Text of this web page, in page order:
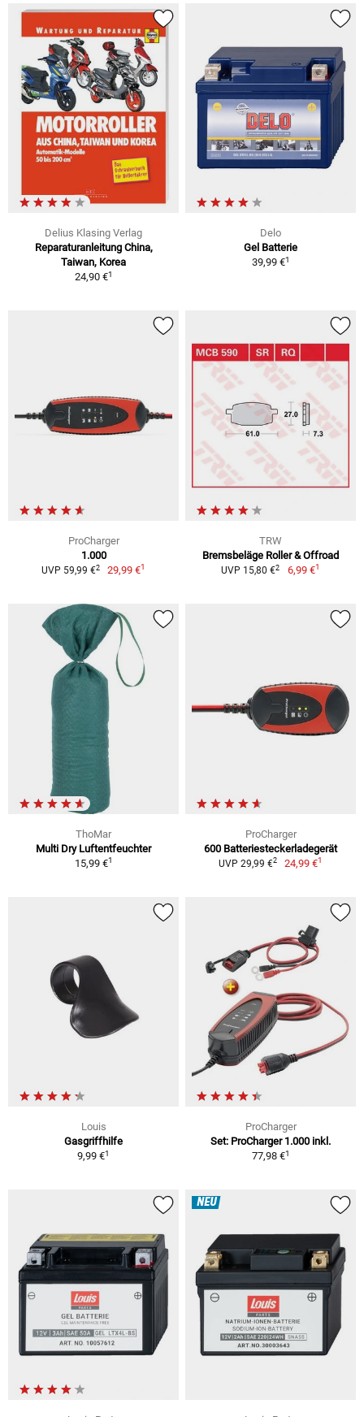
Delius Klasing Verlag
Reparaturanleitung China,
Taiwan, Korea
24,90 €1
Delo
Gel Batterie
39,99 €1
ProCharger
1.000
UVP 59,99 €2 29,99 €1
TRW
Bremsbeläge Roller & Offroad
UVP 15,80 €2 6,99 €1
ThoMar
Multi Dry Luftentfeuchter
15,99 €1
ProCharger
600 Batteriesteckerladegerät
UVP 29,99 €2 24,99 €1
Louis
Gasgriffhilfe
9,99 €1
ProCharger
Set: ProCharger 1.000 inkl.
77,98 €1
NEU